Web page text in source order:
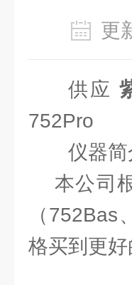
更
供应
752Pro
仪器简
本公司根
（
格买到更